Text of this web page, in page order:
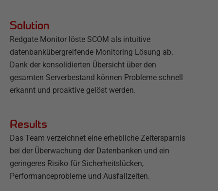
Solution
Redgate Monitor löste SCOM als intuitive
datenbankübergreifende Monitoring Lösung ab.
Dank der konsolidierten Übersicht über den
gesamten Serverbestand können Probleme schnell
erkannt und proaktive gelöst werden.
Results
Das Team verzeichnet eine erhebliche Zeitersparnis
bei der Überwachung der Datenbanken und ein
geringeres Risiko für Sicherheitslücken,
Performanceprobleme und Ausfallzeiten.